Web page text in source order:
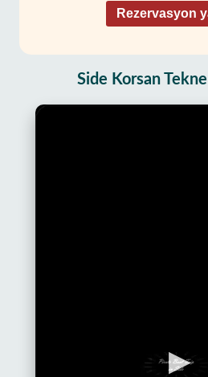
Rezervasyon
Side Korsan
▶